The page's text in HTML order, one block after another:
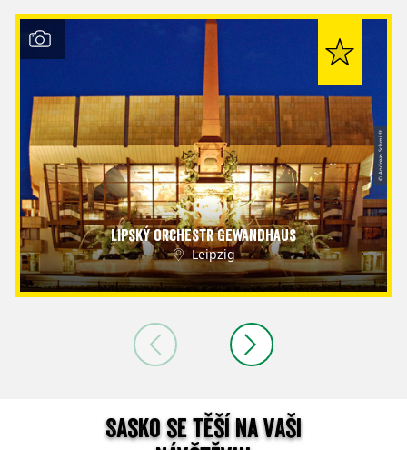
Lipský orchestr Gewandhaus
Leipzig
© Andreas Schmidt
Sasko se těší na vaši